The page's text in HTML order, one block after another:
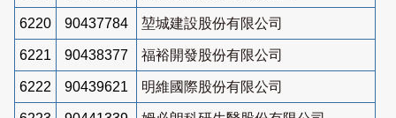
6220 90437784 堃城建設股份有限公司
6221 90438377 福裕開發股份有限公司
6222 90439621 明維國際股份有限公司